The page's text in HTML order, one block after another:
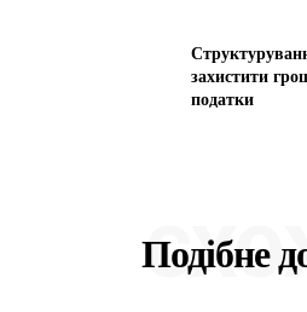
захистити
податки
Подібне